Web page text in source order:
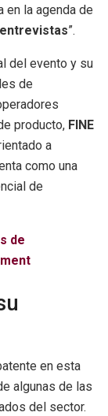
en la agenda de
”.
del evento y su
de
producto, FINE
a
como una
de
de
en esta
algunas de las
del sector.